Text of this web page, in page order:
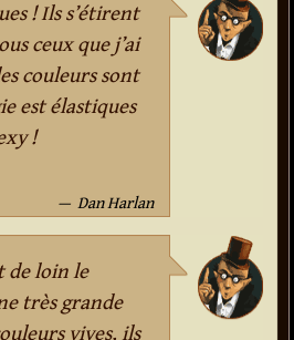
! Ils s’étirent
ceux que j’ai
couleurs sont
est élastiques
!
Dan Harlan
de loin le
très grande
vives, ils